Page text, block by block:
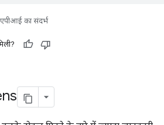
एपीआई का संदर्भ